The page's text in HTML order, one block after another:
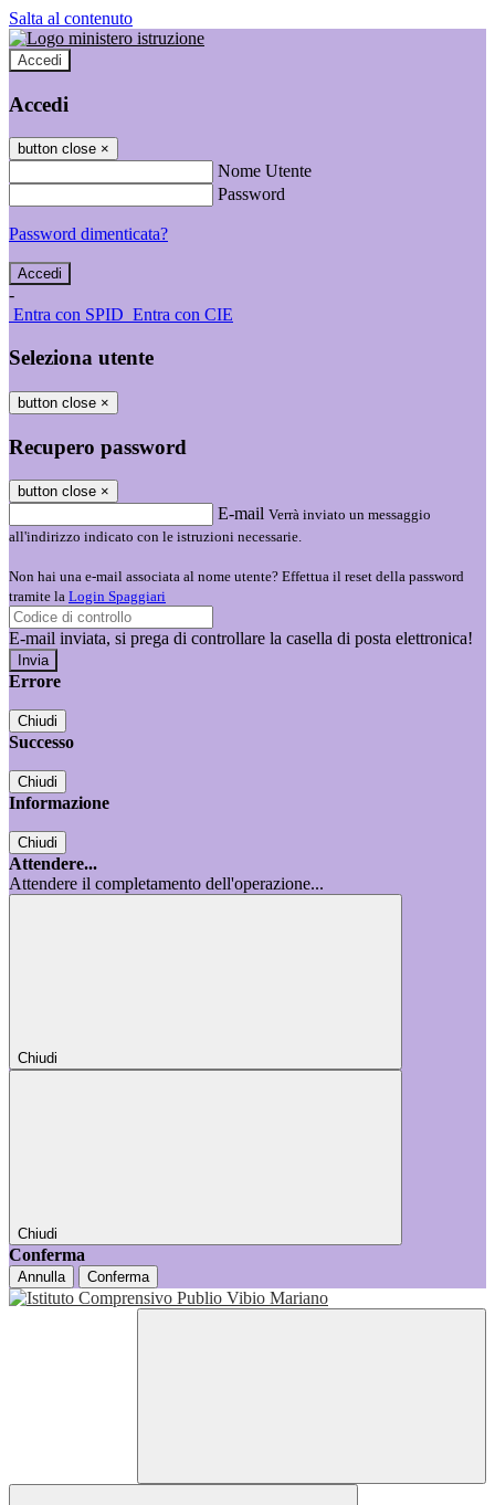
Salta al contenuto
Accedi
Accedi
button close ×
Nome Utente
Password
Password dimenticata?
-
Entra con SPID Entra con CIE
Seleziona utente
button close ×
Recupero password
button close ×
E-mail Verrà inviato un messaggio
all'indirizzo indicato con le istruzioni necessarie.
Non hai una e-mail associata al nome utente? Effettua il reset della password
tramite la Login Spaggiari
E-mail inviata, si prega di controllare la casella di posta elettronica!
Errore
Chiudi
Successo
Chiudi
Informazione
Chiudi
Attendere...
Attendere il completamento dell'operazione...
Chiudi
Chiudi
Conferma
Annulla Conferma